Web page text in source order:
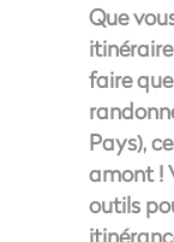
Que
faire
Pays),
amont !
outils